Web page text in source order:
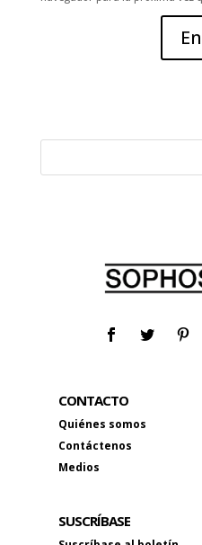
CONTACTO
Quiénes somos
Contáctenos
Medios
SUSCRÍBASE